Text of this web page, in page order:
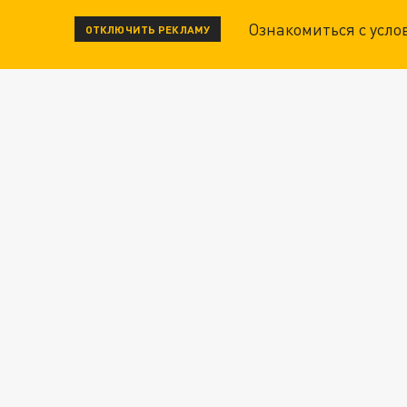
ОТКЛЮЧИТЬ РЕКЛАМУ Ознакомиться с